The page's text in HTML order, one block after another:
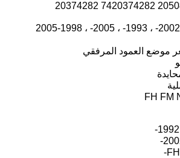
20508011 7420374282 20374282
موضع العمود المرفقي
FH FM